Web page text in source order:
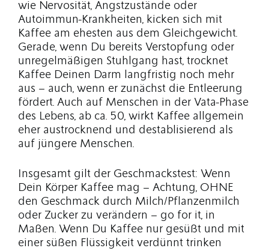
wie Nervosität, Angstzustände oder
Autoimmun-Krankheiten, kicken sich mit
Kaffee am ehesten aus dem Gleichgewicht.
Gerade, wenn Du bereits Verstopfung oder
unregelmäßigen Stuhlgang hast, trocknet
Kaffee Deinen Darm langfristig noch mehr
aus – auch, wenn er zunächst die Entleerung
fördert. Auch auf Menschen in der Vata-Phase
des Lebens, ab ca. 50, wirkt Kaffee allgemein
eher austrocknend und destablisierend als
auf jüngere Menschen.
Insgesamt gilt der Geschmackstest: Wenn
Dein Körper Kaffee mag – Achtung, OHNE
den Geschmack durch Milch/Pflanzenmilch
oder Zucker zu verändern – go for it, in
Maßen. Wenn Du Kaffee nur gesüßt und mit
einer süßen Flüssigkeit verdünnt trinken